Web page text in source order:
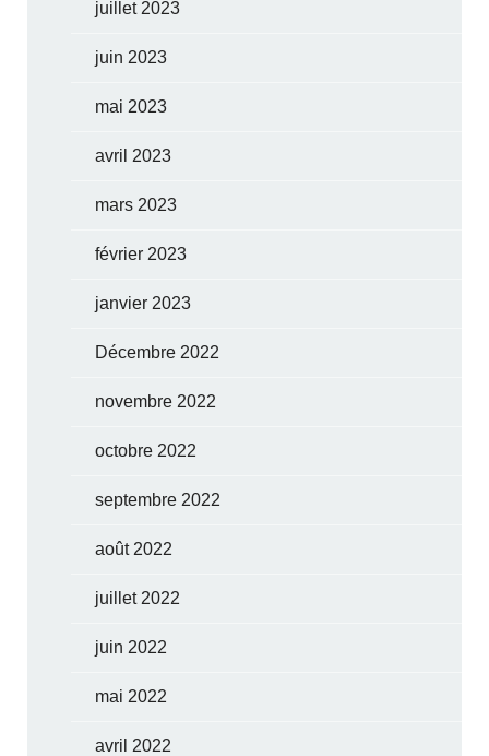
juillet 2023
juin 2023
mai 2023
avril 2023
mars 2023
février 2023
janvier 2023
Décembre 2022
novembre 2022
octobre 2022
septembre 2022
août 2022
juillet 2022
juin 2022
mai 2022
avril 2022